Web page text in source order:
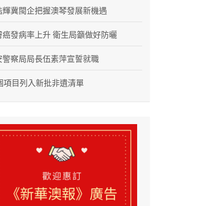
輝冀閩企把握澳琴發展新機遇
癌發病率上升 衛生局籲做好防曬
警察局局長伍素萍宣誓就職
項目列入新批非遺清單